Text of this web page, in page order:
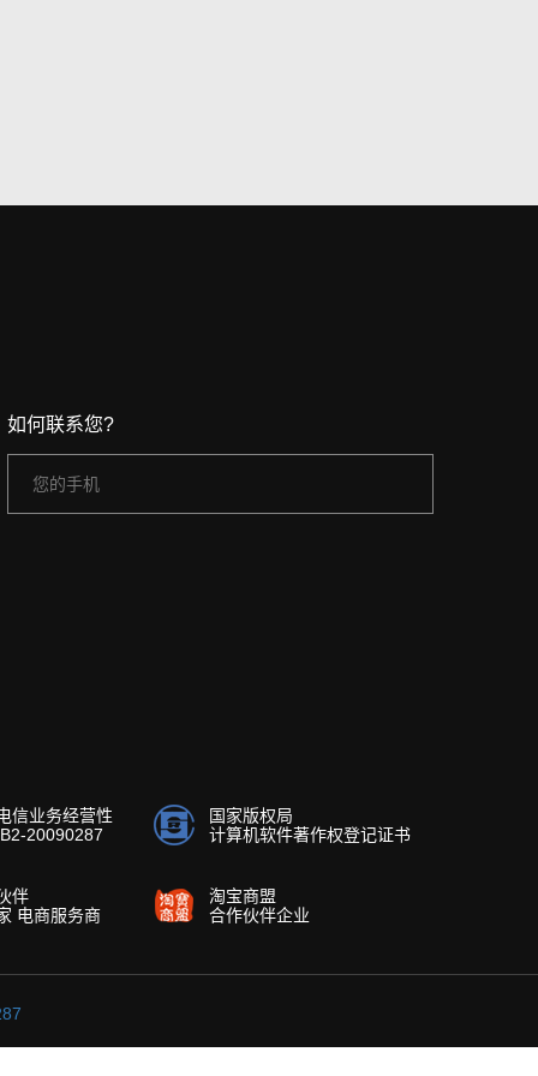
如何联系您?
信业务经营性
20090287
国家版权局
计算机软件著作权登记证书
伴
电商服务商
淘宝商盟
合作伙伴企业